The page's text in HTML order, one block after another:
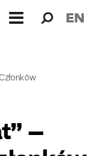
dla: EN
–